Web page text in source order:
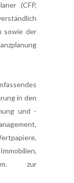
(CFP,
sowie der
in den
und -
zur